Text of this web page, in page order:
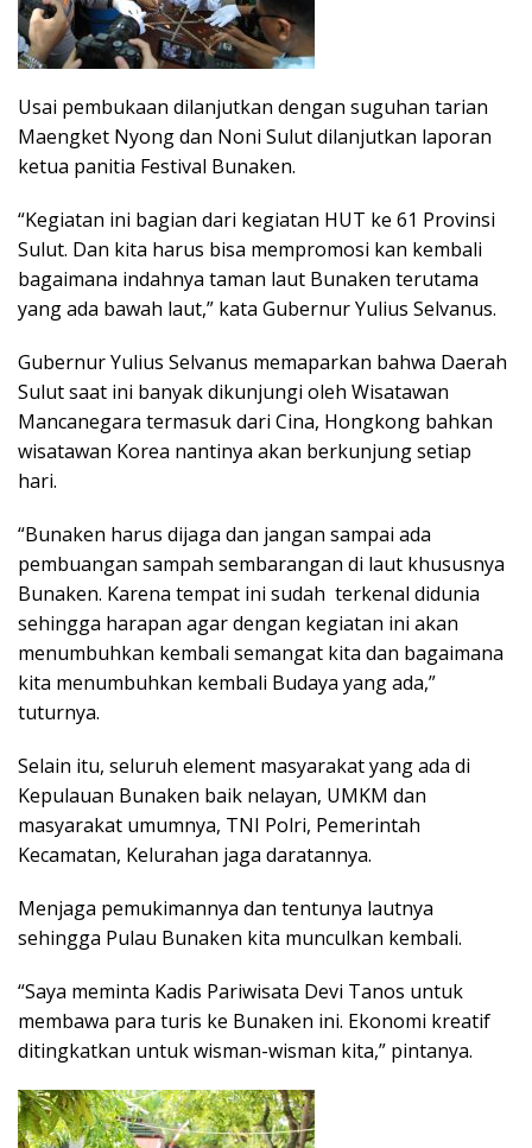
Usai pembukaan dilanjutkan dengan suguhan tarian
Maengket Nyong dan Noni Sulut dilanjutkan laporan
ketua panitia Festival Bunaken.
“Kegiatan ini bagian dari kegiatan HUT ke 61 Provinsi
Sulut. Dan kita harus bisa mempromosi kan kembali
bagaimana indahnya taman laut Bunaken terutama
yang ada bawah laut,” kata Gubernur Yulius Selvanus.
Gubernur Yulius Selvanus memaparkan bahwa Daerah
Sulut saat ini banyak dikunjungi oleh Wisatawan
Mancanegara termasuk dari Cina, Hongkong bahkan
wisatawan Korea nantinya akan berkunjung setiap
hari.
“Bunaken harus dijaga dan jangan sampai ada
pembuangan sampah sembarangan di laut khususnya
Bunaken. Karena tempat ini sudah terkenal didunia
sehingga harapan agar dengan kegiatan ini akan
menumbuhkan kembali semangat kita dan bagaimana
kita menumbuhkan kembali Budaya yang ada,”
tuturnya.
Selain itu, seluruh element masyarakat yang ada di
Kepulauan Bunaken baik nelayan, UMKM dan
masyarakat umumnya, TNI Polri, Pemerintah
Kecamatan, Kelurahan jaga daratannya.
Menjaga pemukimannya dan tentunya lautnya
sehingga Pulau Bunaken kita munculkan kembali.
“Saya meminta Kadis Pariwisata Devi Tanos untuk
membawa para turis ke Bunaken ini. Ekonomi kreatif
ditingkatkan untuk wisman-wisman kita,” pintanya.